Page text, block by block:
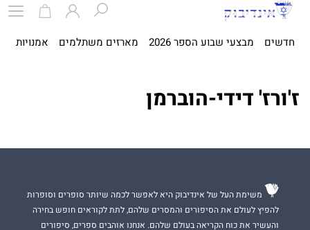
חדשים מבצעי שבוע הספר 2026 מארזים משתלמים אמנויות
ז'ורז' דידי-הוברמן
משימת העל של אינדיבוק היא לאפשר לכמה שיותר סופרים וסופרות
להפיץ לעולם את הסיפורים והמסרים שלהם, לתת לקוראים חופש בחירה
והעשיר את כוח הקריאה בעולם שלהם. אנחנו אוהבים ספרים, סיפורים